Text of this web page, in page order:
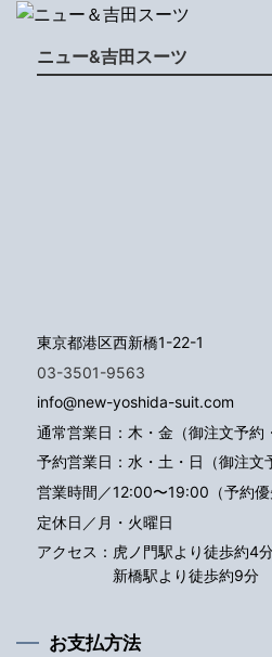
ニュー&吉田スーツ
東京都港区西新橋1-22-1
03-3501-9563
info@new-yoshida-suit.com
通常営業日：木・金（御注文予約
予約営業日：水・土・日（御注文
営業時間／12:00〜19:00（予約優
定休日／月・火曜日
アクセス： 虎ノ門駅より徒歩約4
新橋駅より徒歩約9分
お支払方法